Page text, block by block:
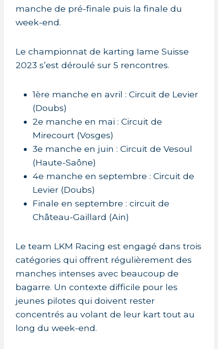
manche de pré-finale puis la finale du
week-end.
Le championnat de karting Iame Suisse
2023 s’est déroulé sur 5 rencontres.
1ère manche en avril : Circuit de Levier
(Doubs)
2e manche en mai : Circuit de
Mirecourt (Vosges)
3e manche en juin : Circuit de Vesoul
(Haute-Saône)
4e manche en septembre : Circuit de
Levier (Doubs)
Finale en septembre : circuit de
Château-Gaillard (Ain)
Le team LKM Racing est engagé dans trois
catégories qui offrent régulièrement des
manches intenses avec beaucoup de
bagarre. Un contexte difficile pour les
jeunes pilotes qui doivent rester
concentrés au volant de leur kart tout au
long du week-end.